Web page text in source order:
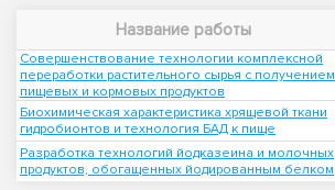
Название работы
Совершенствование технологии комплексной
переработки растительного сырья с получением
пищевых и кормовых продуктов
Биохимическая характеристика хрящевой ткани
гидробионтов и технология БАД к пище
Разработка технологий йодказеина и молочных
продуктов, обогащенных йодированным белком